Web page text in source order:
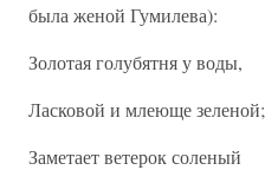
была женой Гумилева):
Золотая голубятня у воды,
Ласковой и млеюще зеленой;
Заметает ветерок соленый